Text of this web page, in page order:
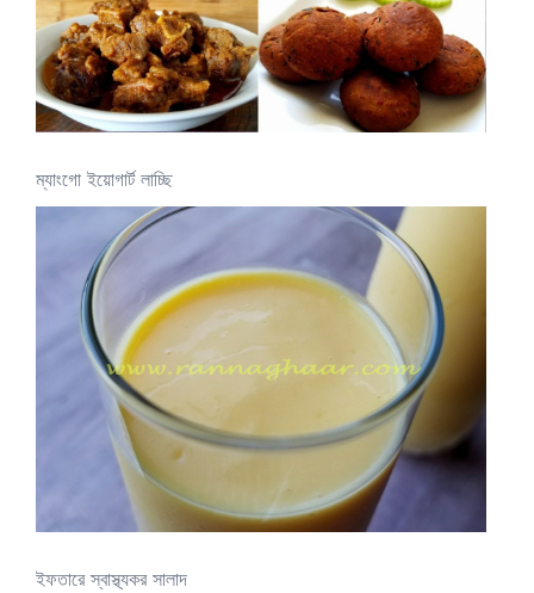
ম্যাংগো ইয়োগার্ট লাচ্ছি
ইফতারে স্বাস্থ্যকর সালাদ